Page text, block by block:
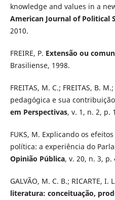
knowledge and values in a
American Journal of Political
2010.
FREIRE, P. Extensão ou
Brasiliense, 1998.
FREITAS, M. C.; FREITAS, B.
pedagógica e sua
em Perspectivas, v. 1, n. 2, p.
FUKS, M. Explicando os
política: a experiência do
Opinião Pública, v. 20, n. 3, p.
GALVÃO, M. C. B.; RICARTE, I.
literatura: conceituação,